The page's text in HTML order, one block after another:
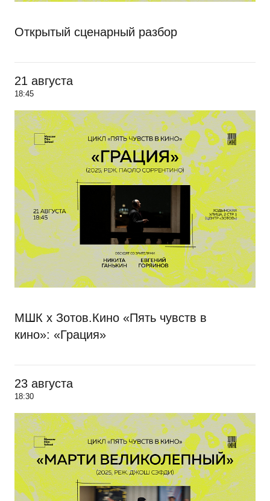
Открытый сценарный разбор
21 августа
18:45
МШК х Зотов.Кино «Пять чувств в
кино»: «Грация»
23 августа
18:30